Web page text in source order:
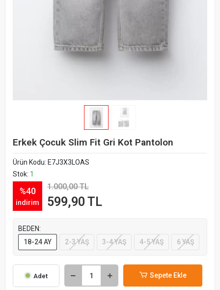
Erkek Çocuk Slim Fit Gri Kot Pantolon
Ürün Kodu: E7J3X3LOAS
Stok: 1
%40
indirim
1.000,00 TL
599,90 TL
BEDEN:
18-24 AY
2-3 YAŞ 3-4 YAŞ 4-5 YAŞ 6 YAŞ
Adet Sepete Ekle